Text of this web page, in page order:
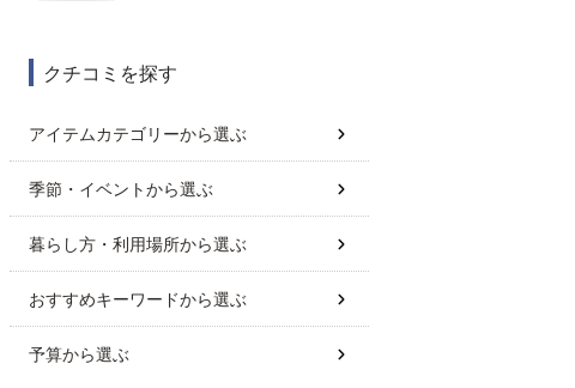
クチコミを探す
アイテムカテゴリーから選ぶ
季節・イベントから選ぶ
暮らし方・利用場所から選ぶ
おすすめキーワードから選ぶ
予算から選ぶ